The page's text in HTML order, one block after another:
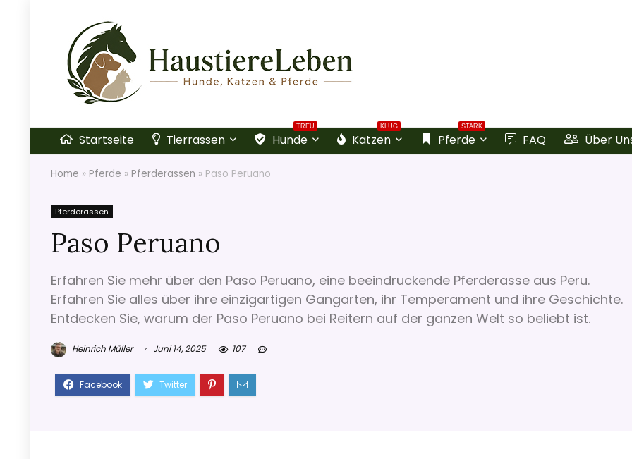
Startseite Tierrassen
TREU
Hunde
KLUG
Katzen
STARK
Pferde FAQ Über
Home » Pferde » Pferderassen » Paso Peruano
Pferderassen
Paso Peruano
Erfahren Sie mehr über den Paso Peruano, eine beeindruckende Pferderasse aus Peru.
Erfahren Sie alles über ihre einzigartigen Gangarten, ihr Temperament und ihre Geschichte.
Entdecken Sie, warum der Paso Peruano bei Reitern auf der ganzen Welt so beliebt ist.
Heinrich Müller Juni 14, 2025 107